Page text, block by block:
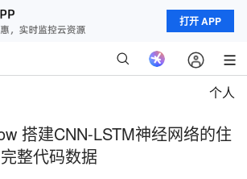
打开 APP
个人
搭建CNN-LSTM神经网络的住
整代码数据